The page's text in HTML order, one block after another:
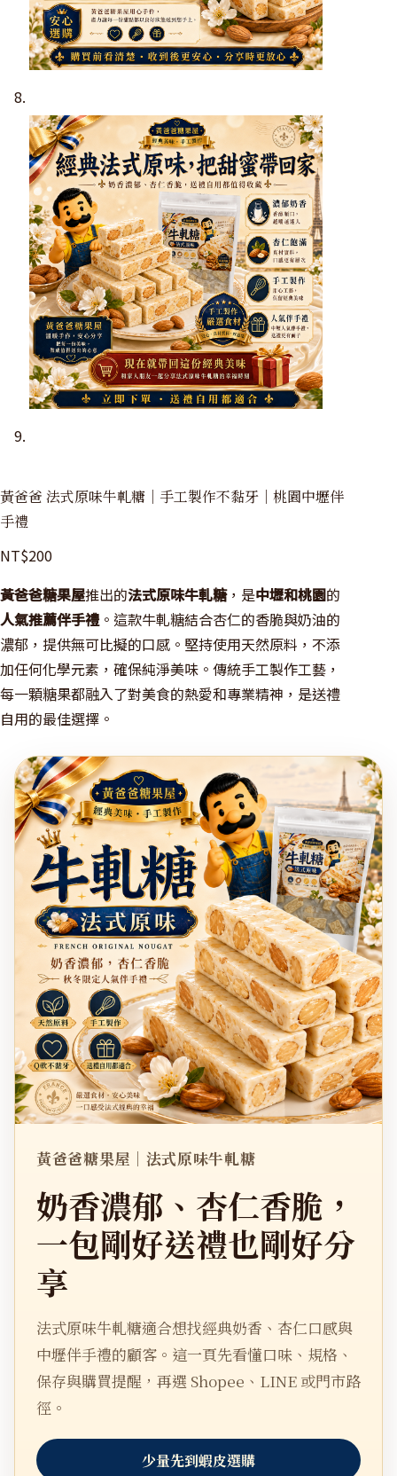
黃爸爸 法式原味牛軋糖｜手工製作不黏牙｜桃園中壢伴
手禮
NT$200
黃爸爸糖果屋推出的法式原味牛軋糖，是中壢和桃園的
人氣推薦伴手禮。這款牛軋糖結合杏仁的香脆與奶油的
濃郁，提供無可比擬的口感。堅持使用天然原料，不添
加任何化學元素，確保純淨美味。傳統手工製作工藝，
每一顆糖果都融入了對美食的熱愛和專業精神，是送禮
自用的最佳選擇。
黃爸爸糖果屋｜法式原味牛軋糖
奶香濃郁、杏仁香脆，
一包剛好送禮也剛好分
享
法式原味牛軋糖適合想找經典奶香、杏仁口感與
中壢伴手禮的顧客。這一頁先看懂口味、規格、
保存與購買提醒，再選 Shopee、LINE 或門市路
徑。
少量先到蝦皮選購